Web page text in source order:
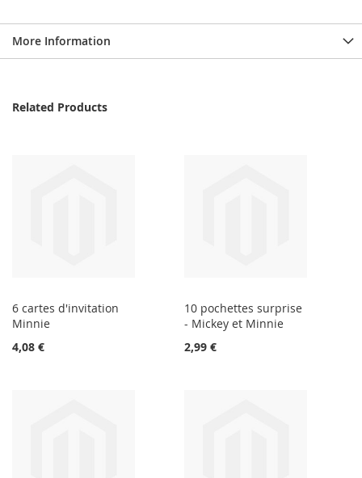
More Information
Related Products
6 cartes d'invitation
Minnie
4,08 €
10 pochettes surprise
- Mickey et Minnie
2,99 €